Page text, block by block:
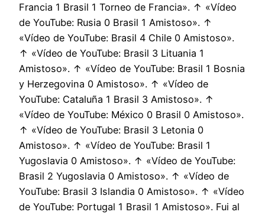
Francia 1 Brasil 1 Torneo de Francia». ↑ «Vídeo
de YouTube: Rusia 0 Brasil 1 Amistoso». ↑
«Vídeo de YouTube: Brasil 4 Chile 0 Amistoso».
↑ «Vídeo de YouTube: Brasil 3 Lituania 1
Amistoso». ↑ «Vídeo de YouTube: Brasil 1 Bosnia
y Herzegovina 0 Amistoso». ↑ «Vídeo de
YouTube: Cataluña 1 Brasil 3 Amistoso». ↑
«Vídeo de YouTube: México 0 Brasil 0 Amistoso».
↑ «Vídeo de YouTube: Brasil 3 Letonia 0
Amistoso». ↑ «Vídeo de YouTube: Brasil 1
Yugoslavia 0 Amistoso». ↑ «Vídeo de YouTube:
Brasil 2 Yugoslavia 0 Amistoso». ↑ «Vídeo de
YouTube: Brasil 3 Islandia 0 Amistoso». ↑ «Vídeo
de YouTube: Portugal 1 Brasil 1 Amistoso». Fui al